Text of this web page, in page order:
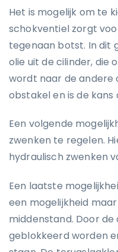
Het is mogelijk om te
schokventiel zorgt
tegenaan botst. In dit
olie uit de cilinder, die
wordt naar de andere
obstakel en is de
Een volgende
zwenken te regelen.
hydraulisch zwenken
Een laatste
een mogelijkheid
middenstand. Door
geblokkeerd worden